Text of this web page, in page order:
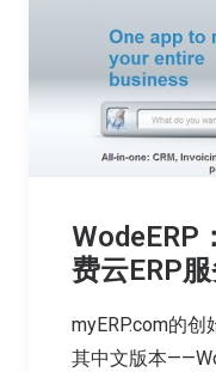
WodeERP
费云ERP
myERP.com的
其中文版本